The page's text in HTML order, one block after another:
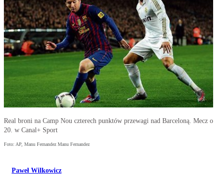
Real broni na Camp Nou czterech punktów przewagi nad Barceloną. Mecz o
20. w Canal+ Sport
Foto: AP, Manu Fernandez Manu Fernandez
Paweł Wilkowicz